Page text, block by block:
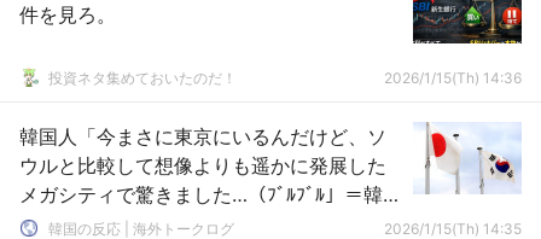
件を見ろ。
投資ネタ集めておいたのだ！ 2026/1/15(Th) 14:36
韓国人「今まさに東京にいるんだけど、ソ
ウルと比較して想像よりも遥かに発展した
メガシティで驚きました…（ﾌﾞﾙﾌﾞﾙ」＝韓国
の反応韓国の反応 | 海外トークログ 2026/1/15(Th) 14:35